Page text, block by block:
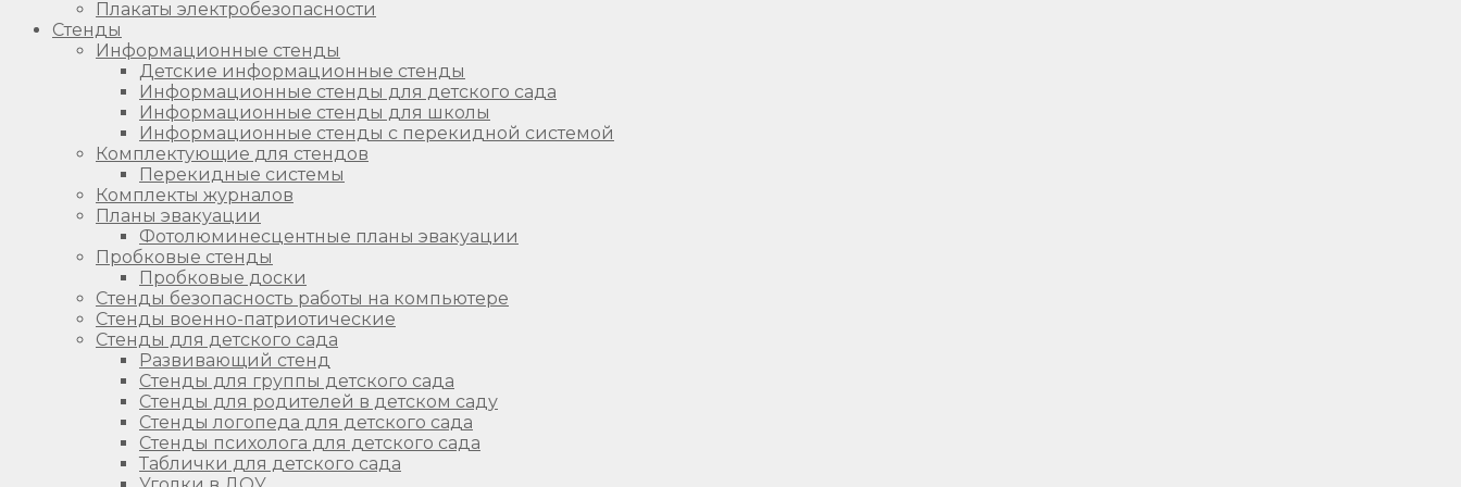
Плакаты электробезопасности
Стенды
Информационные стенды
Детские информационные стенды
Информационные стенды для детского сада
Информационные стенды для школы
Информационные стенды с перекидной системой
Комплектующие для стендов
Перекидные системы
Комплекты журналов
Планы эвакуации
Фотолюминесцентные планы эвакуации
Пробковые стенды
Пробковые доски
Стенды безопасность работы на компьютере
Стенды военно-патриотические
Стенды для детского сада
Развивающий стенд
Стенды для группы детского сада
Стенды для родителей в детском саду
Стенды логопеда для детского сада
Стенды психолога для детского сада
Таблички для детского сада